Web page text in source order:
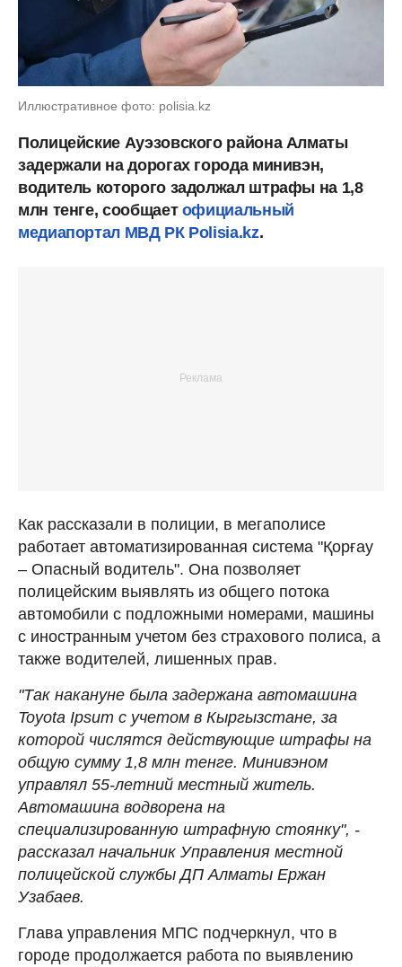
Иллюстративное фото: polisia.kz
Полицейские Ауэзовского района Алматы
задержали на дорогах города минивэн,
водитель которого задолжал штрафы на 1,8
млн тенге, сообщает официальный
медиапортал МВД РК Polisia.kz.
Как рассказали в полиции, в мегаполисе
работает автоматизированная система "Қорғау
– Опасный водитель". Она позволяет
полицейским выявлять из общего потока
автомобили с подложными номерами, машины
с иностранным учетом без страхового полиса, а
также водителей, лишенных прав.
"Так накануне была задержана автомашина
Toyota Ipsum с учетом в Кыргызстане, за
которой числятся действующие штрафы на
общую сумму 1,8 млн тенге. Минивэном
управлял 55-летний местный житель.
Автомашина водворена на
специализированную штрафную стоянку", -
рассказал начальник Управления местной
полицейской службы ДП Алматы Ержан
Узабаев.
Глава управления МПС подчеркнул, что в
городе продолжается работа по выявлению